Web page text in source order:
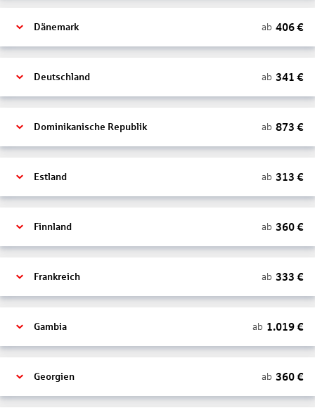
Dänemark ab 406€
Deutschland ab 341 €
Dominikanische Republik ab 873 €
Estland ab 313 €
Finnland ab 360€
Frankreich ab 333 €
Gambia ab 1.019€
Georgien ab 360€